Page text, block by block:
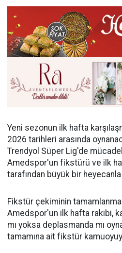
Yeni sezonun ilk hafta
2026 tarihleri arasında
Trendyol Süper Lig'de
Amedspor'un fikstürü ve ilk
tarafından büyük bir
Fikstür çekiminin
Amedspor'un ilk hafta rakibi,
mı yoksa deplasmanda mı
tamamına ait fikstür